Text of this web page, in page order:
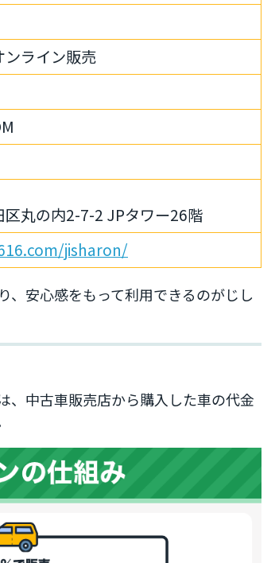
ンライン販売
区丸の内2-7-2 JPタワー26階
jisharon/
、安心感をもって利用できるのがじし
、中古車販売店から購入した車の代金